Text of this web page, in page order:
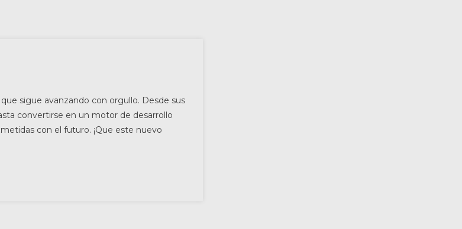
sigue avanzando con orgullo. Desde sus
convertirse en un motor de desarrollo
con el futuro. ¡Que este nuevo